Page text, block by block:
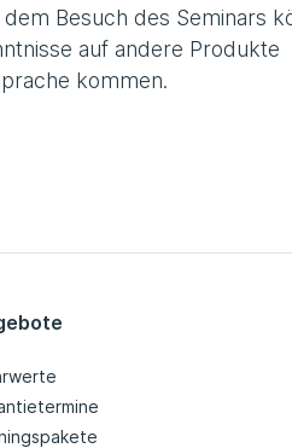
Besuch des Seminars
auf andere Produkte
kommen.